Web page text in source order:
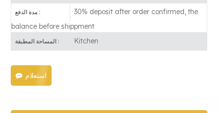
مدة الدفع :
30% deposit after order confirmed, the
balance before shippment
المساحة المطبقة : Kitchen
استعلام